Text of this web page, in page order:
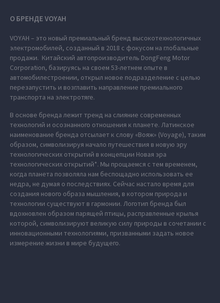
О БРЕНДЕ VOYAH
VOYAH – это новый премиальный бренд высокотехнологичных
электромобилей, созданный в 2018 с фокусом на глобальные
продажи. Китайский автопроизводитель DongFeng Motor
Corporation, базируясь на своем 53-летнем опыте в
автомобилестроении, открыл новое подразделение с целью
перезапустить и возглавить направление премиального
транспорта на электротяге.
В основе бренда лежит тренд на слияние современных
технологий и осознанного отношения к планете. Латинское
наименование бренда отсылает к слову «Вояж» (Voyage), таким
образом, символизируя начало путешествия в новую эру
технологических открытий в концепции Новая эра
технологических открытий*. Мы прощаемся с тем временем,
когда планета позволяла нам беспощадно использовать ее
недра, не думая о последствиях. Сейчас настало время для
создания нового образа мышления, в котором природа и
технологии существуют в гармонии. Логотип бренда был
вдохновлен образом парящей птицы, расправленные крылья
которой, символизируют великую силу природы в сочетании с
инновационными технологиями, призванными задать новое
измерение жизни в мире будущего.